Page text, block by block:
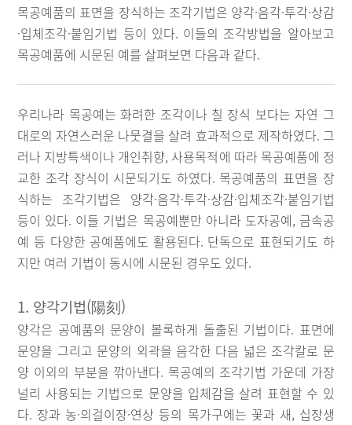
목공예품의 표면을 장식하는 조각기법은 양각·음각·투각·상감
·입체조각·붙임기법 등이 있다. 이들의 조각방법을 알아보고
목공예품에 시문된 예를 살펴보면 다음과 같다.
우리나라 목공예는 화려한 조각이나 칠 장식 보다는 자연 그
대로의 자연스러운 나뭇결을 살려 효과적으로 제작하였다. 그
러나 지방특색이나 개인취향, 사용목적에 따라 목공예품에 정
교한 조각 장식이 시문되기도 하였다. 목공예품의 표면을 장
식하는 조각기법은 양각·음각·투각·상감·입체조각·붙임기법
등이 있다. 이들 기법은 목공예뿐만 아니라 도자공예, 금속공
예 등 다양한 공예품에도 활용된다. 단독으로 표현되기도 하
지만 여러 기법이 동시에 시문된 경우도 있다.
1. 양각기법(陽刻)
양각은 공예품의 문양이 볼록하게 돌출된 기법이다. 표면에
문양을 그리고 문양의 외곽을 음각한 다음 넓은 조각칼로 문
양 이외의 부분을 깎아낸다. 목공예의 조각기법 가운데 가장
널리 사용되는 기법으로 문양을 입체감을 살려 표현할 수 있
다. 장과 농·의걸이장·연상 등의 목가구에는 꽃과 새, 십장생